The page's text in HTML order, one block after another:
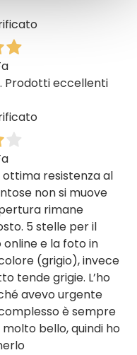
Prodotti eccellenti
resistenza al
non si muove
rimane
5 stelle per il
e la foto in
(grigio), invece
tende grigie. L’ho
avevo urgente
è sempre
bello, quindi ho